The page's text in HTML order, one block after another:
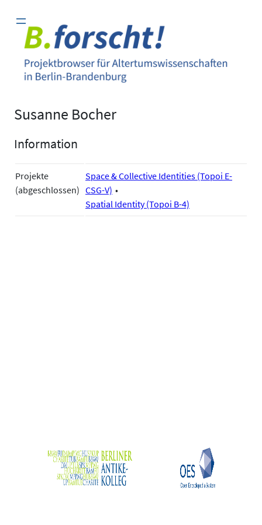
Inhalt
springen
Susanne Bocher
Information
Projekte
(abgeschlossen)
Space & Collective Identities (Topoi E-
CSG-V)
Spatial Identity (Topoi B-4)